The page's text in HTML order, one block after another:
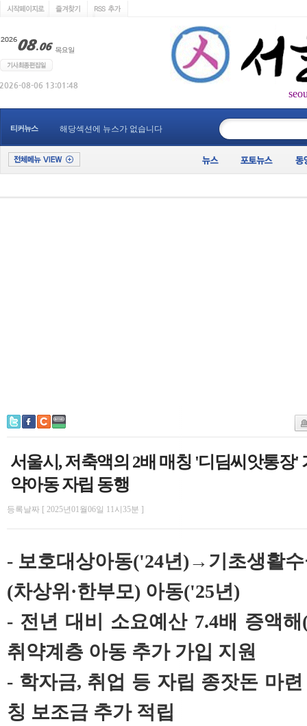
티커뉴스 해당섹션에 뉴스가 없습니다
서울시, 저축액의 2배 매칭 '디딤씨앗통
약아동 자립 동행
등록날짜 [ 2025년01월06일 11시35분 ]
- 보호대상아동('24년)→기초생활
(차상위·한부모) 아동('25년)
- 전년 대비 소요예산 7.4배 증액해
취약계층 아동 추가 가입 지원
- 학자금, 취업 등 자립 종잣돈 마
칭 보조금 추가 적립